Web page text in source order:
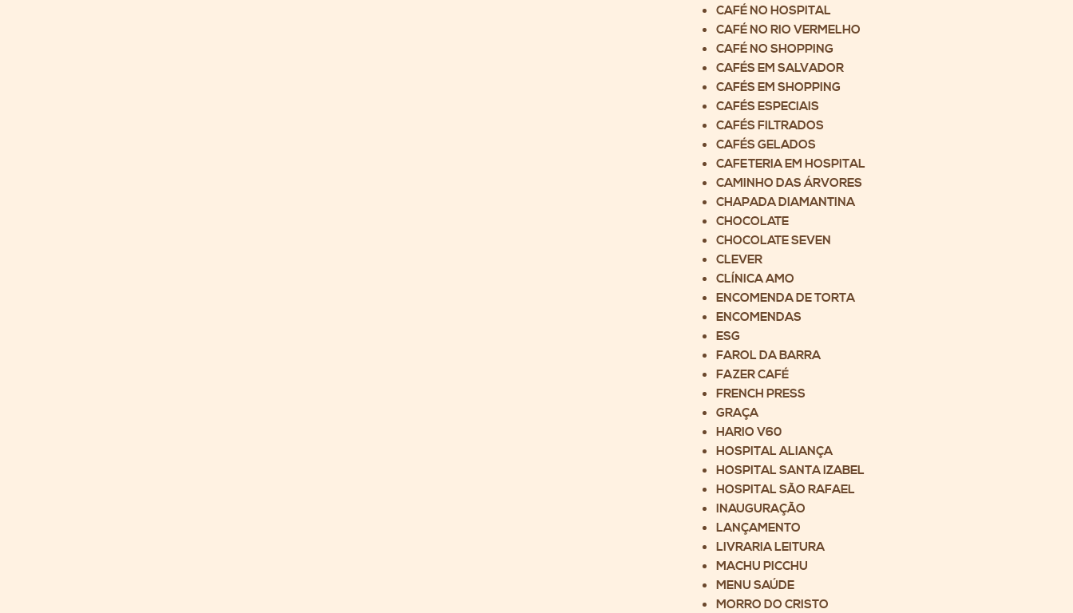
CAFÉ NO HOSPITAL
CAFÉ NO RIO VERMELHO
CAFÉ NO SHOPPING
CAFÉS EM SALVADOR
CAFÉS EM SHOPPING
CAFÉS ESPECIAIS
CAFÉS FILTRADOS
CAFÉS GELADOS
CAFETERIA EM HOSPITAL
CAMINHO DAS ÁRVORES
CHAPADA DIAMANTINA
CHOCOLATE
CHOCOLATE SEVEN
CLEVER
CLÍNICA AMO
ENCOMENDA DE TORTA
ENCOMENDAS
ESG
FAROL DA BARRA
FAZER CAFÉ
FRENCH PRESS
GRAÇA
HARIO V60
HOSPITAL ALIANÇA
HOSPITAL SANTA IZABEL
HOSPITAL SÃO RAFAEL
INAUGURAÇÃO
LANÇAMENTO
LIVRARIA LEITURA
MACHU PICCHU
MENU SAÚDE
MORRO DO CRISTO